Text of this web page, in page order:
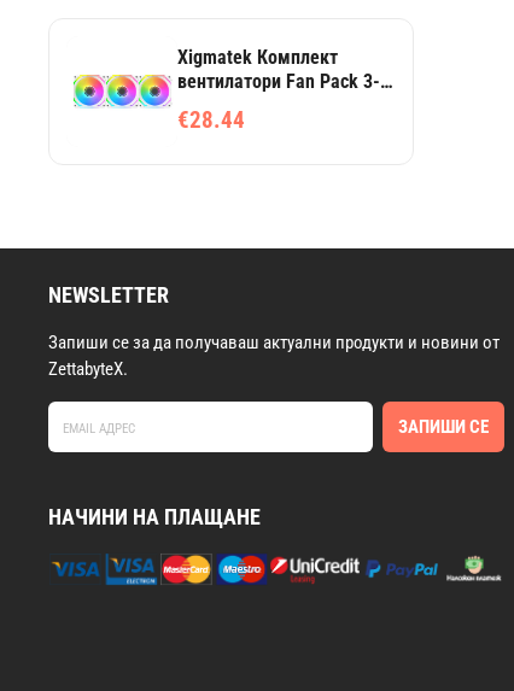
Xigmatek Комплект
вентилатори Fan Pack 3-
Ultra Arctic - Infinity Mirror,
€28.44
NEWSLETTER
Запиши се за да получаваш актуални продукти и новини от
ZettabyteX.
ЗАПИШИ СЕ
НАЧИНИ НА ПЛАЩАНЕ